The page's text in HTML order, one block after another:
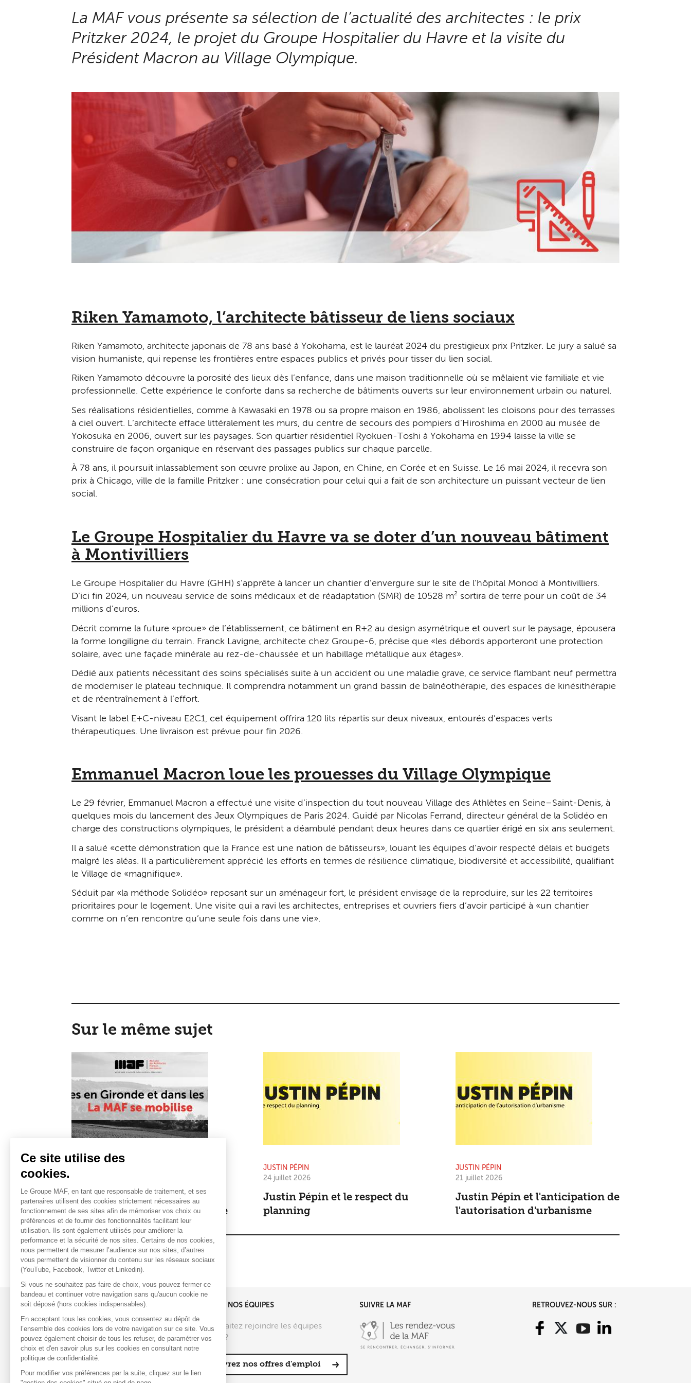
Ce site utilise des
cookies.
Le Groupe MAF, en tant que responsable de traitement, et ses
partenaires utilisent des cookies strictement nécessaires au
fonctionnement de ses sites afin de mémoriser vos choix ou
préférences et de fournir des fonctionnalités facilitant leur
utilisation. Ils sont également utilisés pour améliorer la
performance et la sécurité de nos sites. Certains de nos cookies,
nous permettent de mesurer l’audience sur nos sites, d’autres
vous permettent de visionner du contenu sur les réseaux sociaux
(YouTube, Facebook, Twitter et Linkedin).
Si vous ne souhaitez pas faire de choix, vous pouvez fermer ce
bandeau et continuer votre navigation sans qu'aucun cookie ne
soit déposé (hors cookies indispensables).
En acceptant tous les cookies, vous consentez au dépôt de
l’ensemble des cookies lors de votre navigation sur ce site. Vous
pouvez également choisir de tous les refuser, de paramétrer vos
choix et d'en savoir plus sur les cookies en consultant notre
politique de confidentialité.
Pour modifier vos préférences par la suite, cliquez sur le lien
La MAF vous présente sa sélection de l’actualité des architectes : le prix
Pritzker 2024, le projet du Groupe Hospitalier du Havre et la visite du
Président Macron au Village Olympique.
Riken Yamamoto, l’architecte bâtisseur de liens sociaux
Riken Yamamoto, architecte japonais de 78 ans basé à Yokohama, est le lauréat 2024 du prestigieux prix Pritzker. Le jury a salué sa
vision humaniste, qui repense les frontières entre espaces publics et privés pour tisser du lien social.
Riken Yamamoto découvre la porosité des lieux dès l’enfance, dans une maison traditionnelle où se mêlaient vie familiale et vie
professionnelle. Cette expérience le conforte dans sa recherche de bâtiments ouverts sur leur environnement urbain ou naturel.
Ses réalisations résidentielles, comme à Kawasaki en 1978 ou sa propre maison en 1986, abolissent les cloisons pour des terrasses
à ciel ouvert. L’architecte efface littéralement les murs, du centre de secours des pompiers d’Hiroshima en 2000 au musée de
Yokosuka en 2006, ouvert sur les paysages. Son quartier résidentiel Ryokuen-Toshi à Yokohama en 1994 laisse la ville se
construire de façon organique en réservant des passages publics sur chaque parcelle.
À 78 ans, il poursuit inlassablement son œuvre prolixe au Japon, en Chine, en Corée et en Suisse. Le 16 mai 2024, il recevra son
prix à Chicago, ville de la famille Pritzker : une consécration pour celui qui a fait de son architecture un puissant vecteur de lien
social.
Le Groupe Hospitalier du Havre va se doter d’un nouveau bâtiment
à Montivilliers
Le Groupe Hospitalier du Havre (GHH) s’apprête à lancer un chantier d’envergure sur le site de l’hôpital Monod à Montivilliers.
D’ici fin 2024, un nouveau service de soins médicaux et de réadaptation (SMR) de 10 528 m² sortira de terre pour un coût de 34
millions d’euros.
Décrit comme la future « proue » de l’établissement, ce bâtiment en R+2 au design asymétrique et ouvert sur le paysage, épousera
la forme longiligne du terrain. Franck Lavigne, architecte chez Groupe-6, précise que « les débords apporteront une protection
solaire, avec une façade minérale au rez-de-chaussée et un habillage métallique aux étages ».
Dédié aux patients nécessitant des soins spécialisés suite à un accident ou une maladie grave, ce service flambant neuf permettra
de moderniser le plateau technique. Il comprendra notamment un grand bassin de balnéothérapie, des espaces de kinésithérapie
et de réentraînement à l’effort.
Visant le label E+C-niveau E2C1, cet équipement offrira 120 lits répartis sur deux niveaux, entourés d’espaces verts
thérapeutiques. Une livraison est prévue pour fin 2026.
Emmanuel Macron loue les prouesses du Village Olympique
Le 29 février, Emmanuel Macron a effectué une visite d’inspection du tout nouveau Village des Athlètes en Seine–Saint-Denis, à
quelques mois du lancement des Jeux Olympiques de Paris 2024. Guidé par Nicolas Ferrand, directeur général de la Solidéo en
charge des constructions olympiques, le président a déambulé pendant deux heures dans ce quartier érigé en six ans seulement.
Il a salué « cette démonstration que la France est une nation de bâtisseurs », louant les équipes d’avoir respecté délais et budgets
malgré les aléas. Il a particulièrement apprécié les efforts en termes de résilience climatique, biodiversité et accessibilité, qualifiant
le Village de « magnifique ».
Séduit par « la méthode Solidéo » reposant sur un aménageur fort, le président envisage de la reproduire, sur les 22 territoires
prioritaires pour le logement. Une visite qui a ravi les architectes, entreprises et ouvriers fiers d’avoir participé à « un chantier
comme on n’en rencontre qu’une seule fois dans une vie ».
Sur le même sujet
Incendies en Gironde et dans
les Landes : la MAF se mobilise
JUSTIN PÉPIN
24 juillet 2026
Justin Pépin et le respect du
planning
JUSTIN PÉPIN
21 juillet 2026
Justin Pépin et l'anticipation de
l'autorisation d'urbanisme
UNE QUESTION ?
Nous contacter
FAQ
REJOINDRE NOS ÉQUIPES
Vous souhaitez rejoindre les équipes
de la MAF ?
Découvrez nos offres d'emploi
SUIVRE LA MAF RETROUVEZ-NOUS SUR :